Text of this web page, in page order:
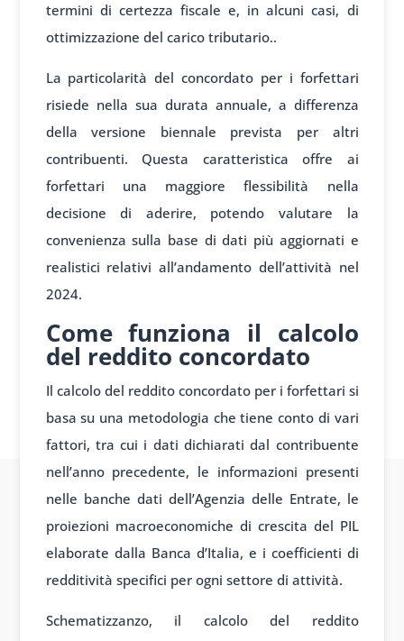
termini di certezza fiscale e, in alcuni casi, di
ottimizzazione del carico tributario..
La particolarità del concordato per i forfettari
risiede nella sua durata annuale, a differenza
della versione biennale prevista per altri
contribuenti. Questa caratteristica offre ai
forfettari una maggiore flessibilità nella
decisione di aderire, potendo valutare la
convenienza sulla base di dati più aggiornati e
realistici relativi all’andamento dell’attività nel
2024.
Come funziona il calcolo
del reddito concordato
Il calcolo del reddito concordato per i forfettari si
basa su una metodologia che tiene conto di vari
fattori, tra cui i dati dichiarati dal contribuente
nell’anno precedente, le informazioni presenti
nelle banche dati dell’Agenzia delle Entrate, le
proiezioni macroeconomiche di crescita del PIL
elaborate dalla Banca d’Italia, e i coefficienti di
redditività specifici per ogni settore di attività.
Schematizzanzo, il calcolo del reddito